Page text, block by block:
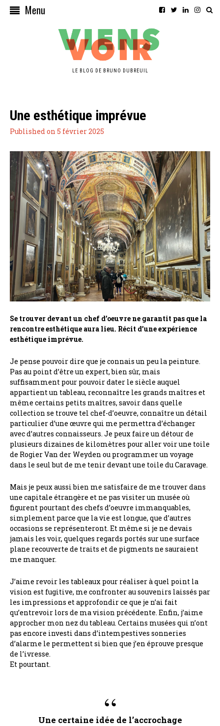
Menu
LE BLOG DE BRUNO DUBREUIL
Une esthétique imprévue
Published on 5 février 2025
Se trouver devant un chef d’oeuvre ne garantit pas que la
rencontre esthétique aura lieu. Récit d’une expérience
esthétique imprévue.
Je pense pouvoir dire que je connais un peu la peinture.
Pas au point d’être un expert, bien sûr, mais
suffisamment pour pouvoir dater le siècle auquel
appartient un tableau, reconnaître les grands maîtres et
même certains petits maîtres, savoir dans quelle
collection se trouve tel chef-d’oeuvre, connaître un détail
particulier d’une œuvre qui me permettra d’échanger
avec d’autres connaisseurs. Je peux faire un détour de
plusieurs dizaines de kilomètres pour aller voir une toile
de Rogier Van der Weyden ou programmer un voyage
dans le seul but de me tenir devant une toile du Caravage.
Mais je peux aussi bien me satisfaire de me trouver dans
une capitale étrangère et ne pas visiter un musée où
figurent pourtant des chefs d’oeuvre immanquables,
simplement parce que la vie est longue, que d’autres
occasions se représenteront. Et même si je ne devais
jamais les voir, quelques regards portés sur une surface
plane recouverte de traits et de pigments ne sauraient
me manquer.
J’aime revoir les tableaux pour réaliser à quel point la
vision est fugitive, me confronter au souvenirs laissés par
les impressions et approfondir ce que je n’ai fait
qu’entrevoir lors de ma vision précédente. Enfin, j’aime
approcher mon nez du tableau. Certains musées qui n’ont
pas encore investi dans d’intempestives sonneries
d’alarme le permettent si bien que j’en éprouve presque
de l’ivresse.
Et pourtant.
Une certaine idée de l’accrochage